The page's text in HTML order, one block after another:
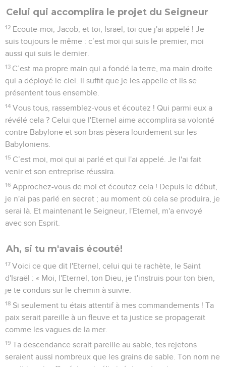
Celui qui accomplira le projet du Seigneur
12 Ecoute-moi, Jacob, et toi, Israël, toi que j'ai appelé ! Je
suis toujours le même : c’est moi qui suis le premier, moi
aussi qui suis le dernier.
13 C’est ma propre main qui a fondé la terre, ma main droite
qui a déployé le ciel. Il suffit que je les appelle et ils se
présentent tous ensemble.
14 Vous tous, rassemblez-vous et écoutez ! Qui parmi eux a
révélé cela ? Celui que l'Eternel aime accomplira sa volonté
contre Babylone et son bras pèsera lourdement sur les
Babyloniens.
15 C’est moi, moi qui ai parlé et qui l'ai appelé. Je l'ai fait
venir et son entreprise réussira.
16 Approchez-vous de moi et écoutez cela ! Depuis le début,
je n'ai pas parlé en secret ; au moment où cela se produira, je
serai là. Et maintenant le Seigneur, l'Eternel, m'a envoyé
avec son Esprit.
Ah, si tu m'avais écouté!
17 Voici ce que dit l'Eternel, celui qui te rachète, le Saint
d'Israël : « Moi, l'Eternel, ton Dieu, je t'instruis pour ton bien,
je te conduis sur le chemin à suivre.
18 Si seulement tu étais attentif à mes commandements ! Ta
paix serait pareille à un fleuve et ta justice se propagerait
comme les vagues de la mer.
19 Ta descendance serait pareille au sable, tes rejetons
seraient aussi nombreux que les grains de sable. Ton nom ne